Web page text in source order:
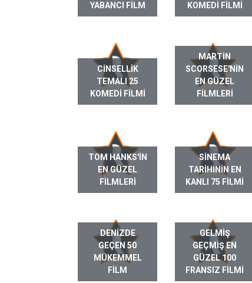
YABANCI FILM
KOMEDI FILMI
CINSELLIK
TEMALI 25
KOMEDI FILMI
MARTIN
SCORSESE'NIN
EN GÜZEL
FILMLERI
TOM HANKS'IN
EN GÜZEL
FILMLERI
SINEMA
TARIHININ EN
KANLI 75 FILMI
DENIZDE
GEÇEN 50
MÜKEMMEL
FILM
GELMIŞ
GEÇMIŞ EN
GÜZEL 100
FRANSIZ FILMI